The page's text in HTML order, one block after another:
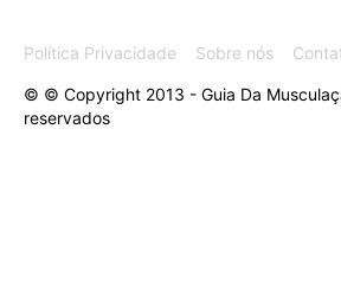
Política Privacidade Sobre nós
© © Copyright 2013 - Guia Da
reservados